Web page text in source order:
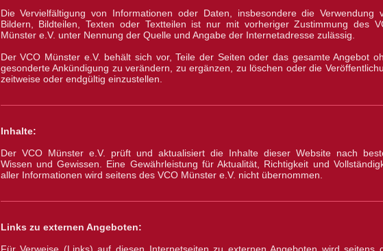
Die Vervielfältigung von Informationen oder Daten, insbesondere die Verwendung
Bildern, Bildteilen, Texten oder Textteilen ist nur mit vorheriger Zustimmung des
Münster e.V. unter Nennung der Quelle und Angabe der Internetadresse zulässig.
Der VCO Münster e.V. behält sich vor, Teile der Seiten oder das gesamte Angebot
gesonderte Ankündigung zu verändern, zu ergänzen, zu löschen oder die
zeitweise oder endgültig einzustellen.
Inhalte:
Der VCO Münster e.V. prüft und aktualisiert die Inhalte dieser Website nach
Wissen und Gewissen. Eine Gewährleistung für Aktualität, Richtigkeit und
aller Informationen wird seitens des VCO Münster e.V. nicht übernommen.
Links zu externen Angeboten:
Für Verweise (Links) auf diesen Internetseiten zu externen Angeboten wird seitens